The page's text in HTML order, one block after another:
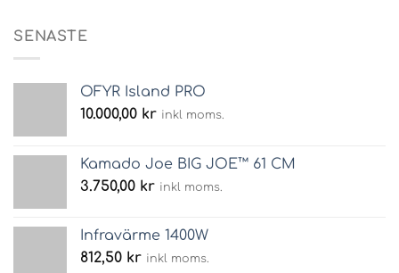
SENASTE
OFYR Island PRO
10.000,00 kr inkl moms.
Kamado Joe BIG JOE™ 61 CM
3.750,00 kr inkl moms.
Infravärme 1400W
812,50 kr inkl moms.